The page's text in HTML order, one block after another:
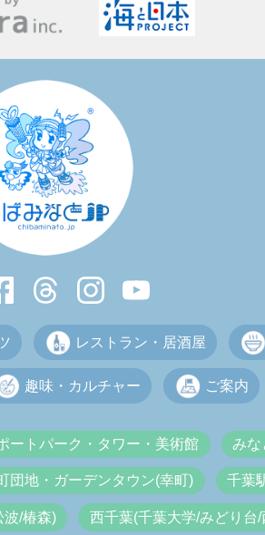
レストラン・居酒屋
趣味・カルチャー ご案内
ートパーク・タワー・美術館 みな
団地・ガーデンタウン(幸町) 千葉
波/椿森) 西千葉(千葉大学/みどり台/